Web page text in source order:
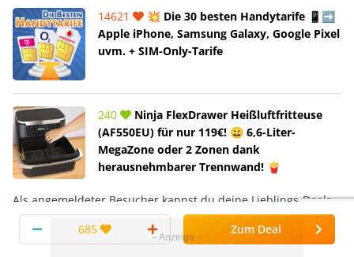
14621
💥 Die 30 besten Handytarife 📱➡️
Apple iPhone, Samsung Galaxy, Google Pixel
uvm. + SIM-Only-Tarife
240
Ninja FlexDrawer Heißluftfritteuse
(AF550EU) für nur 119€! 😀 6,6-Liter-
MegaZone oder 2 Zonen dank
herausnehmbarer Trennwand! 🍟
Als angemeldeter Besucher kannst du deine Lieblings-Deals
mit dem Sternchen
als Favorit speichern.
685 Zum Deal